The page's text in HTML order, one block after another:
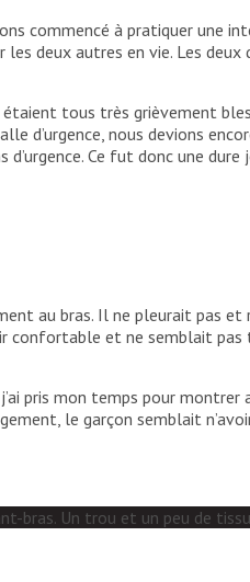
commencé à pratiquer une
deux autres en vie. Les
tous très grièvement
d’urgence, nous devions
Ce fut donc une dure
au bras. Il ne pleurait pas
confortable et ne semblait
pris mon temps pour montrer
le garçon semblait
bras. Un trou et un peu de